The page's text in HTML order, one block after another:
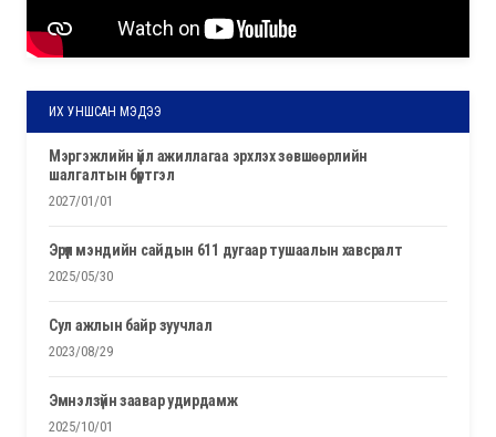
ИХ УНШСАН МЭДЭЭ
мэргэжлийн үйл ажиллагаа эрхлэх зөвшөөрлийн
шалгалтын бүртгэл
2027/01/01
эрүүл мэндийн сайдын 611 дугаар тушаалын хавсралт
2025/05/30
сул ажлын байр зуучлал
2023/08/29
эмнэлзүйн заавар удирдамж
2025/10/01